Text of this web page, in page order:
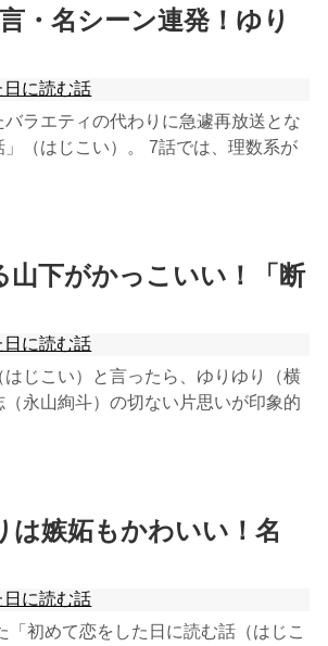
・名シーン連発！ゆり
に読む話
ラエティの代わりに急遽再放送とな
（はじこい）。 7話では、理数系が
山下がかっこいい！「断
に読む話
はじこい）と言ったら、ゆりゆり（横
永山絢斗）の切ない片思いが印象的
は嫉妬もかわいい！名
に読む話
初めて恋をした日に読む話（はじこ